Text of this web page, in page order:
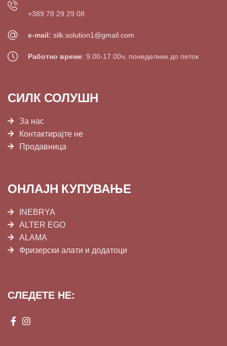
+389 78 29 29 08
e-mail: silk.solution1@gmail.com
Работно време: 9.00-17.00ч, понеделник до петок
СИЛК СОЛУШН
За нас
Контактирајте не
Продавница
ОНЛАЈН КУПУВАЊЕ
INEBRYA
ALTER EGO
ALAMA
Фризерски алати и додатоци
СЛЕДЕТЕ НЕ: